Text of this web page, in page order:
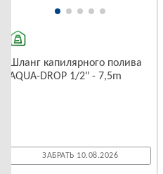
Шланг капилярного полива
AQUA-DROP 1/2" - 7,5m
ЗАБРАТЬ 10.08.2026